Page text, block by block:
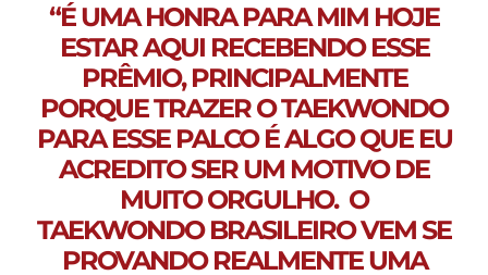
“É UMA HONRA PARA MIM HOJE
ESTAR AQUI RECEBENDO ESSE
PRÊMIO, PRINCIPALMENTE
PORQUE TRAZER O TAEKWONDO
PARA ESSE PALCO É ALGO QUE EU
ACREDITO SER UM MOTIVO DE
MUITO ORGULHO. O
TAEKWONDO BRASILEIRO VEM SE
PROVANDO REALMENTE UMA